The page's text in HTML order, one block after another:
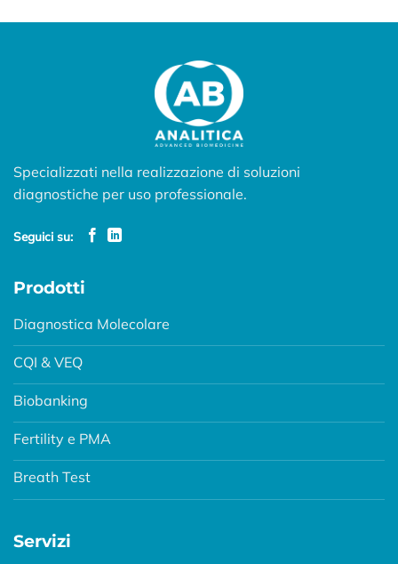
Specializzati nella realizzazione di soluzioni
diagnostiche per uso professionale.
Seguici su:
Prodotti
Diagnostica Molecolare
CQI & VEQ
Biobanking
Fertility e PMA
Breath Test
Servizi